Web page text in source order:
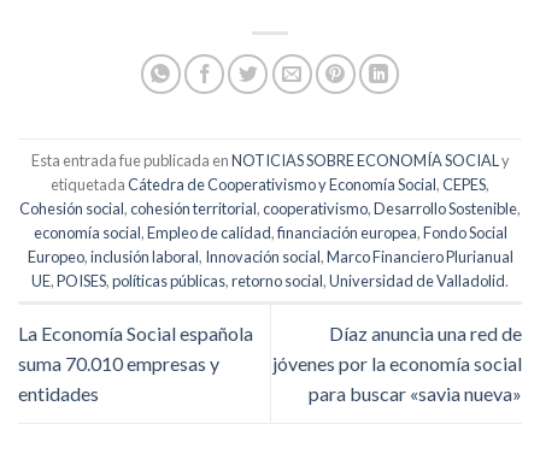
Esta entrada fue publicada enNOTICIAS SOBRE ECONOMÍA SOCIAL y
etiquetadaCátedra de Cooperativismo y Economía Social,CEPES,
Cohesión social,cohesión territorial,cooperativismo,Desarrollo Sostenible,
economía social,Empleo de calidad,financiación europea,Fondo Social
Europeo,inclusión laboral, Innovación social,Marco Financiero Plurianual
UE,POISES,políticas públicas,retorno social,Universidad de Valladolid.
La Economía Social española
suma 70.010 empresas y
entidades
Díaz anuncia una red de
jóvenes por la economía social
para buscar «savia nueva»